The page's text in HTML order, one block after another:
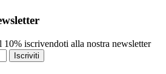
iscrivendoti alla nostra newsletter
Iscriviti